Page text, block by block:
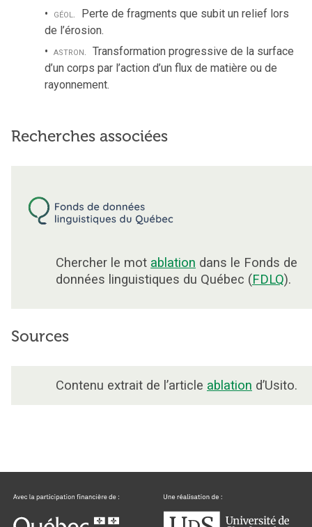
géol. Perte de fragments que subit un relief lors
de l’érosion.
astron. Transformation progressive de la surface
d’un corps par l’action d’un flux de matière ou de
rayonnement.
Recherches associées
Chercher le mot ablation dans le Fonds de
données linguistiques du Québec (FDLQ).
Sources
Contenu extrait de l’article ablation d’Usito.